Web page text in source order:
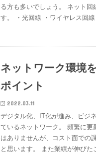
る方も多いでしょう。 ネット回
す。 ・光回線 ・ワイヤレス回線
ネットワーク環境
ポイント
2022.03.11
デジタル化、IT化が進み、ビジ
ているネットワーク。 頻繁に
はありませんが、コスト面での
と思います。 また業績が伸びた